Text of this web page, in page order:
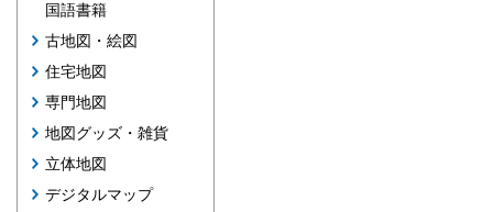
国語書籍
古地図・絵図
住宅地図
専門地図
地図グッズ・雑貨
立体地図
デジタルマップ